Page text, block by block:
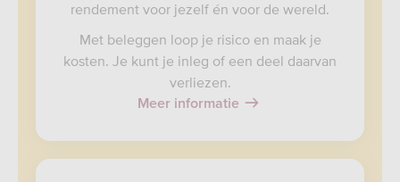
rendement voor jezelf én voor de wereld.
Met beleggen loop je risico en maak je
kosten. Je kunt je inleg of een deel daarvan
verliezen.
Meer informatie